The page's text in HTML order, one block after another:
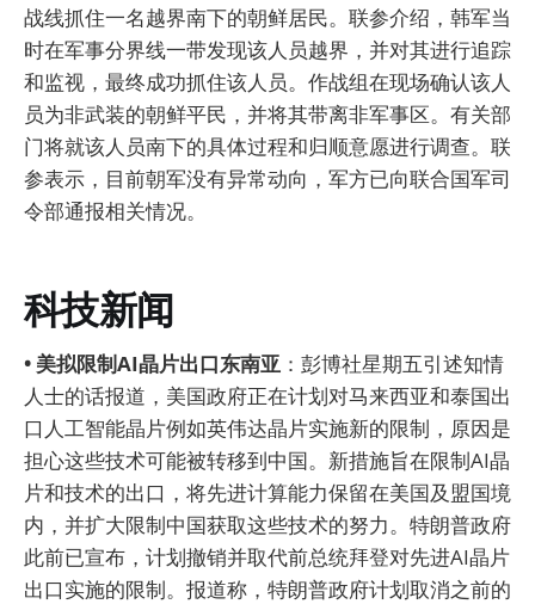
战线抓住一名越界南下的朝鲜居民。联参介绍，韩军当
时在军事分界线一带发现该人员越界，并对其进行追踪
和监视，最终成功抓住该人员。作战组在现场确认该人
员为非武装的朝鲜平民，并将其带离非军事区。有关部
门将就该人员南下的具体过程和归顺意愿进行调查。联
参表示，目前朝军没有异常动向，军方已向联合国军司
令部通报相关情况。
科技新闻
• 美拟限制AI晶片出口东南亚 ：彭博社星期五引述知情
人士的话报道，美国政府正在计划对马来西亚和泰国出
口人工智能晶片例如英伟达晶片实施新的限制，原因是
担心这些技术可能被转移到中国。新措施旨在限制AI晶
片和技术的出口，将先进计算能力保留在美国及盟国境
内，并扩大限制中国获取这些技术的努力。特朗普政府
此前已宣布，计划撤销并取代前总统拜登对先进AI晶片
出口实施的限制。报道称，特朗普政府计划取消之前的